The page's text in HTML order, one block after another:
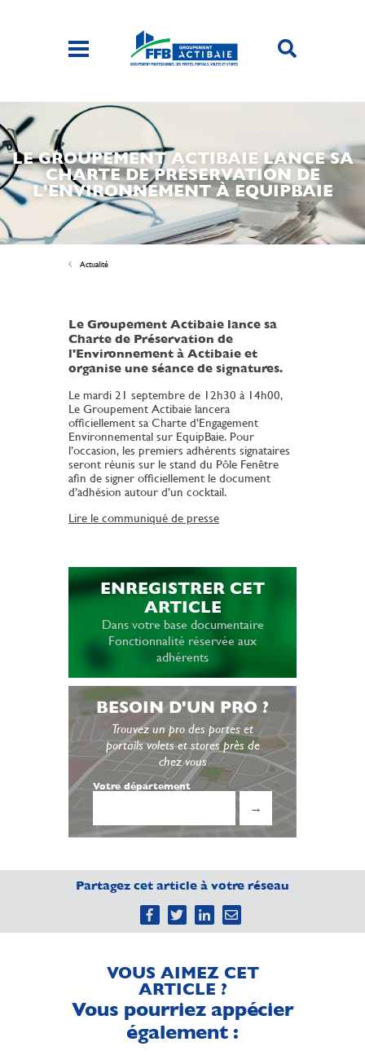
LE GROUPEMENT ACTIBAIE LANCE SA
CHARTE DE PRÉSERVATION DE
L'ENVIRONNEMENT À EQUIPBAIE
Actualité
Le Groupement Actibaie lance sa
Charte de Préservation de
l'Environnement à Actibaie et
organise une séance de signatures.
Le mardi 21 septembre de 12h30 à 14h00,
Le Groupement Actibaie lancera
officiellement sa Charte d’Engagement
Environnemental sur EquipBaie. Pour
l’occasion, les premiers adhérents signataires
seront réunis sur le stand du Pôle Fenêtre
afin de signer officiellement le document
d’adhésion autour d’un cocktail.
Lire le communiqué de presse
ENREGISTRER CET
ARTICLE
Dans votre base documentaire
Fonctionnalité réservée aux
adhérents
BESOIN D'UN PRO ?
Trouvez un pro des portes et
portails volets et stores près de
chez vous
Votre département
→
Partagez cet article à votre réseau
VOUS AIMEZ CET
ARTICLE ?
Vous pourriez appécier
également :